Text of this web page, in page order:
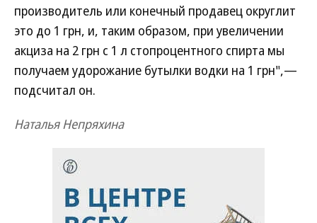
производитель или конечный продавец округлит
это до 1 грн, и, таким образом, при увеличении
акциза на 2 грн с 1 л стопроцентного спирта мы
получаем удорожание бутылки водки на 1 грн",—
подсчитал он.
Наталья Непряхина